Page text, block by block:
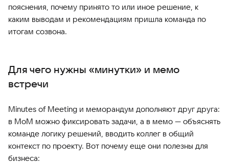
пояснения, почему принято то или иное решение, к
каким выводам и рекомендациям пришла команда по
итогам созвона.
Для чего нужны «минутки» и мемо
встречи
Minutes of Meeting и меморандум дополняют друг друга:
в MoM можно фиксировать задачи, а в мемо — объяснять
команде логику решений, вводить коллег в общий
контекст по проекту. Вот почему еще они полезны для
бизнеса: